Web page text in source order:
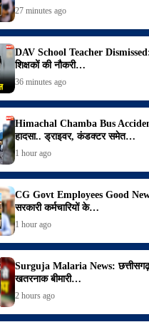
27 minutes ago
DAV School Teacher
शिक्षकों की नौकरी…
36 minutes ago
Himachal Chamba Bus
हादसा.. ड्राइवर, कंडक्टर समेत…
1 hour ago
CG Govt Employees Good
सरकारी कर्मचारियों के…
1 hour ago
Surguja Malaria News:
खतरनाक बीमारी…
2 hours ago